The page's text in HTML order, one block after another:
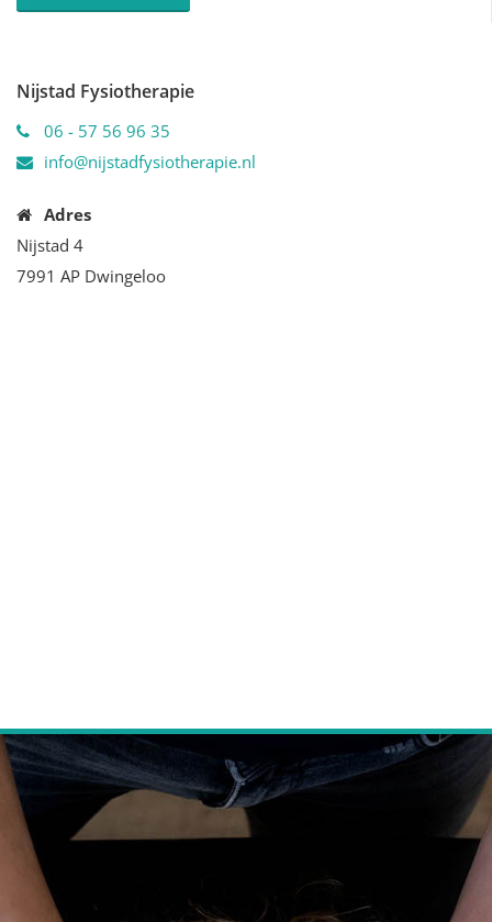
Nijstad Fysiotherapie
06 - 57 56 96 35
info@nijstadfysiotherapie.nl
Adres
Nijstad 4
7991 AP Dwingeloo